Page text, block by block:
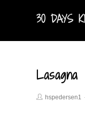
30 DAYS
Lasagna
hspedersen1